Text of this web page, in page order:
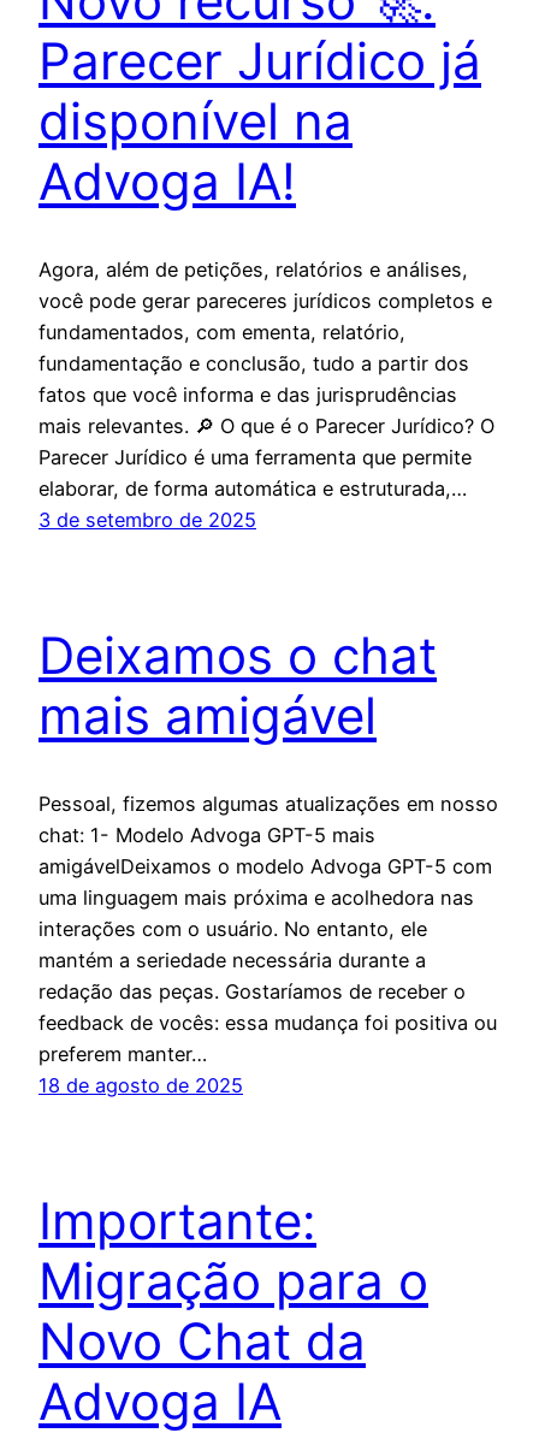
Parecer Jurídico já
disponível na
Advoga IA!
Agora, além de petições, relatórios e análises,
você pode gerar pareceres jurídicos completos e
fundamentados, com ementa, relatório,
fundamentação e conclusão, tudo a partir dos
fatos que você informa e das jurisprudências
mais relevantes. 🔎 O que é o Parecer Jurídico? O
Parecer Jurídico é uma ferramenta que permite
elaborar, de forma automática e estruturada,…
3 de setembro de 2025
Deixamos o chat
mais amigável
Pessoal, fizemos algumas atualizações em nosso
chat: 1- Modelo Advoga GPT-5 mais
amigávelDeixamos o modelo Advoga GPT-5 com
uma linguagem mais próxima e acolhedora nas
interações com o usuário. No entanto, ele
mantém a seriedade necessária durante a
redação das peças. Gostaríamos de receber o
feedback de vocês: essa mudança foi positiva ou
preferem manter…
18 de agosto de 2025
Importante:
Migração para o
Novo Chat da
Advoga IA